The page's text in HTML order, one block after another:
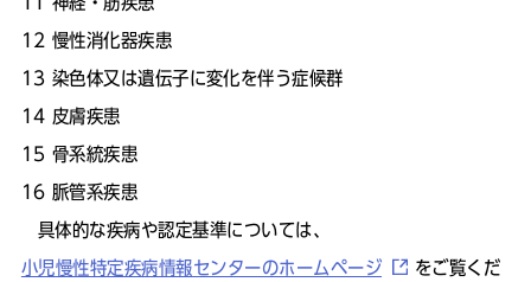
慢性消化器疾患
染色体又は遺伝子に変化を伴う症候群
皮膚疾患
骨系統疾患
脈管系疾患
​ 具体的な疾病や認定基準については、
小児慢性特定疾病情報センターのホームページ
をご覧くだ